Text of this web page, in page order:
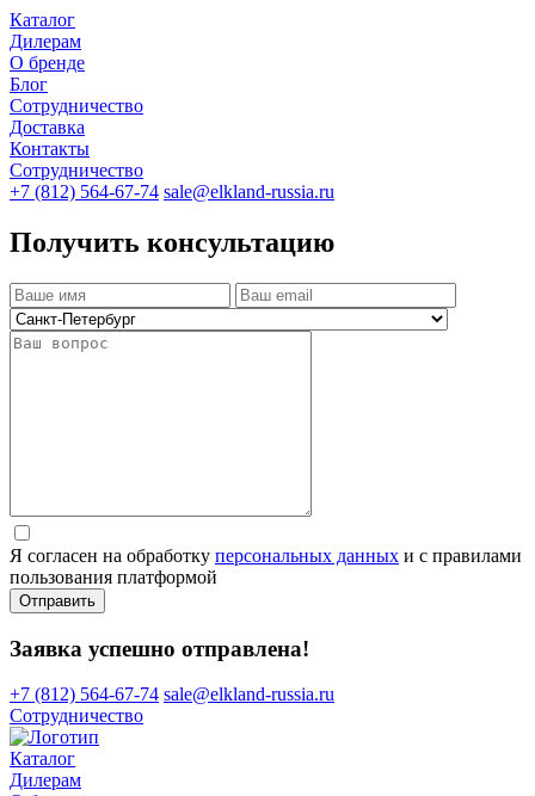
Каталог
Дилерам
О бренде
Блог
Сотрудничество
Доставка
Контакты
Сотрудничество
+7 (812) 564-67-74 sale@elkland-russia.ru
Получить консультацию
Я согласен на обработку персональных данных и с правилами
пользования платформой
Отправить
Заявка успешно отправлена!
+7 (812) 564-67-74 sale@elkland-russia.ru
Сотрудничество
Каталог
Дилерам